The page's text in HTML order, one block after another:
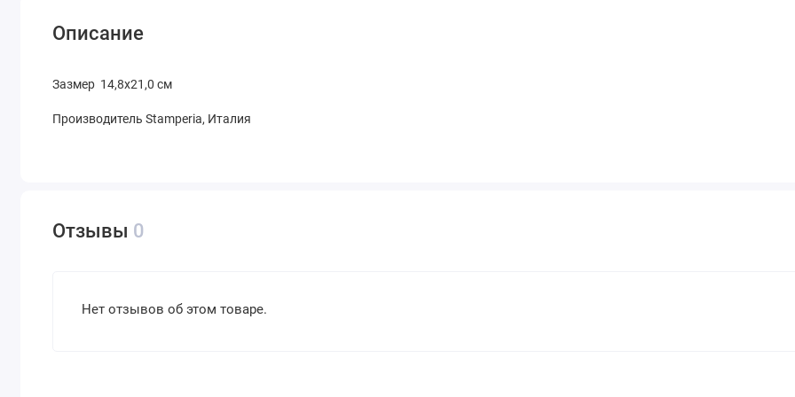
Описание
Зазмер 14,8х21,0 см
Производитель Stamperia, Италия
Отзывы 0
Нет отзывов об этом товаре.